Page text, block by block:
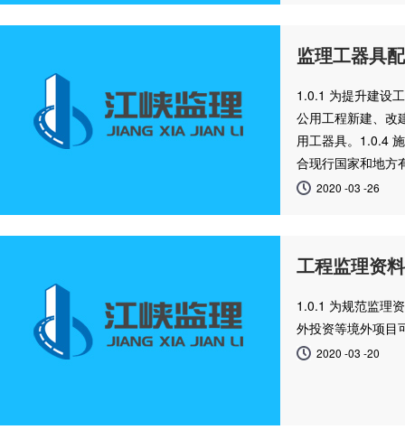
监理工器具
1.0.1 为提升建设
公用工程新建、改
用工器具。1.0.4
合现行国家和地方
2020 -03 -26
工程监理资
1.0.1 为规范监理
外投资等境外项目
2020 -03 -20